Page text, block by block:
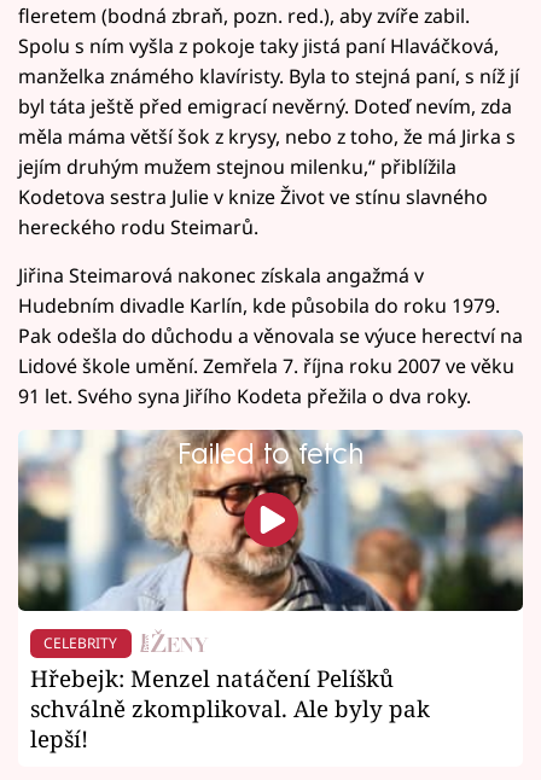
fleretem (bodná zbraň, pozn. red.), aby zvíře zabil.
Spolu s ním vyšla z pokoje taky jistá paní Hlaváčková,
manželka známého klavíristy. Byla to stejná paní, s níž jí
byl táta ještě před emigrací nevěrný. Doteď nevím, zda
měla máma větší šok z krysy, nebo z toho, že má Jirka s
jejím druhým mužem stejnou milenku,“ přiblížila
Kodetova sestra Julie v knize Život ve stínu slavného
hereckého rodu Steimarů.
Jiřina Steimarová nakonec získala angažmá v
Hudebním divadle Karlín, kde působila do roku 1979.
Pak odešla do důchodu a věnovala se výuce herectví na
Lidové škole umění. Zemřela 7. října roku 2007 ve věku
91 let. Svého syna Jiřího Kodeta přežila o dva roky.
Failed to fetch
CELEBRITY
Hřebejk: Menzel natáčení Pelíšků
schválně zkomplikoval. Ale byly pak
lepší!